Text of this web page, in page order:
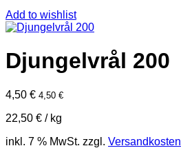
Add to wishlist
Djungelvrål 200
4,50 € 4,50 €
22,50 € / kg
inkl. 7 % MwSt. zzgl. Versandkosten